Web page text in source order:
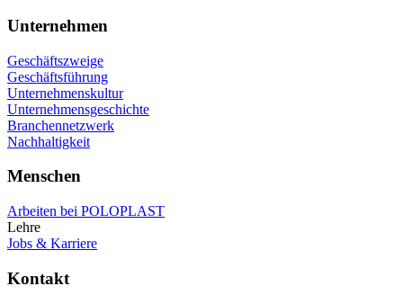
Unternehmen
Geschäftszweige
Geschäftsführung
Unternehmenskultur
Unternehmensgeschichte
Branchennetzwerk
Nachhaltigkeit
Menschen
Arbeiten bei POLOPLAST
Lehre
Jobs & Karriere
Kontakt